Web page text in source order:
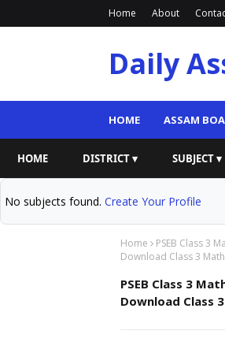
Home About
Daily
HOME ASSAM
HOME DISTRICT ▾ SUBJECT ▾
No subjects found. Create Your Profile
Home PSEB Class 3
Download Class 3
PSEB Class 3
Download Class